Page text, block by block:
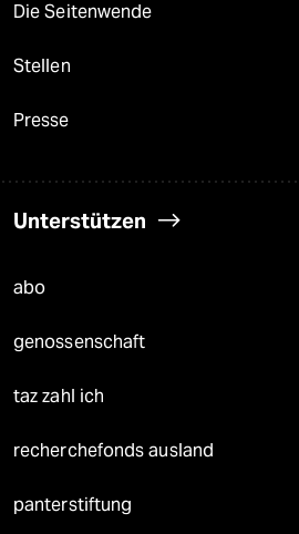
Die Seitenwende
Stellen
Presse
Unterstützen
abo
genossenschaft
taz zahl ich
recherchefonds ausland
panterstiftung